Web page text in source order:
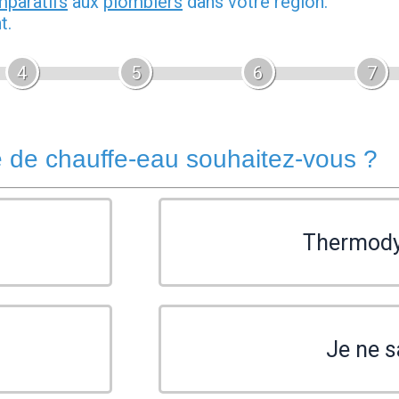
4 5 6 7
de chauffe-eau souhaitez-vous ?
Je ne